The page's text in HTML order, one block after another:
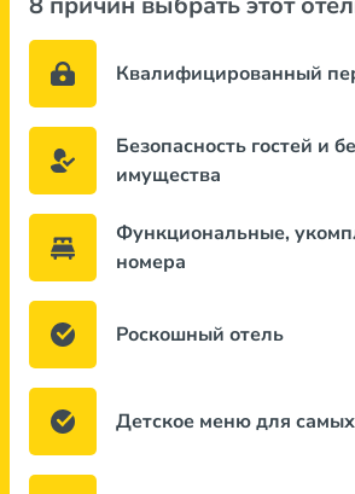
Квалифицированный
Безопасность гостей и
имущества
Функциональные,
номера
Роскошный отель
Детское меню для